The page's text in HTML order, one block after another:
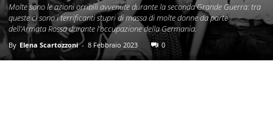
Molte sono le azioni orribili avvenute durante la seconda Grande Guerra: tra
queste ci sono i terrificanti stupri di massa di molte donne da parte
dell’Armata Rossa durante l’occupazione della Germania.
By Elena Scartozzoni - 8 Febbraio 2023 0